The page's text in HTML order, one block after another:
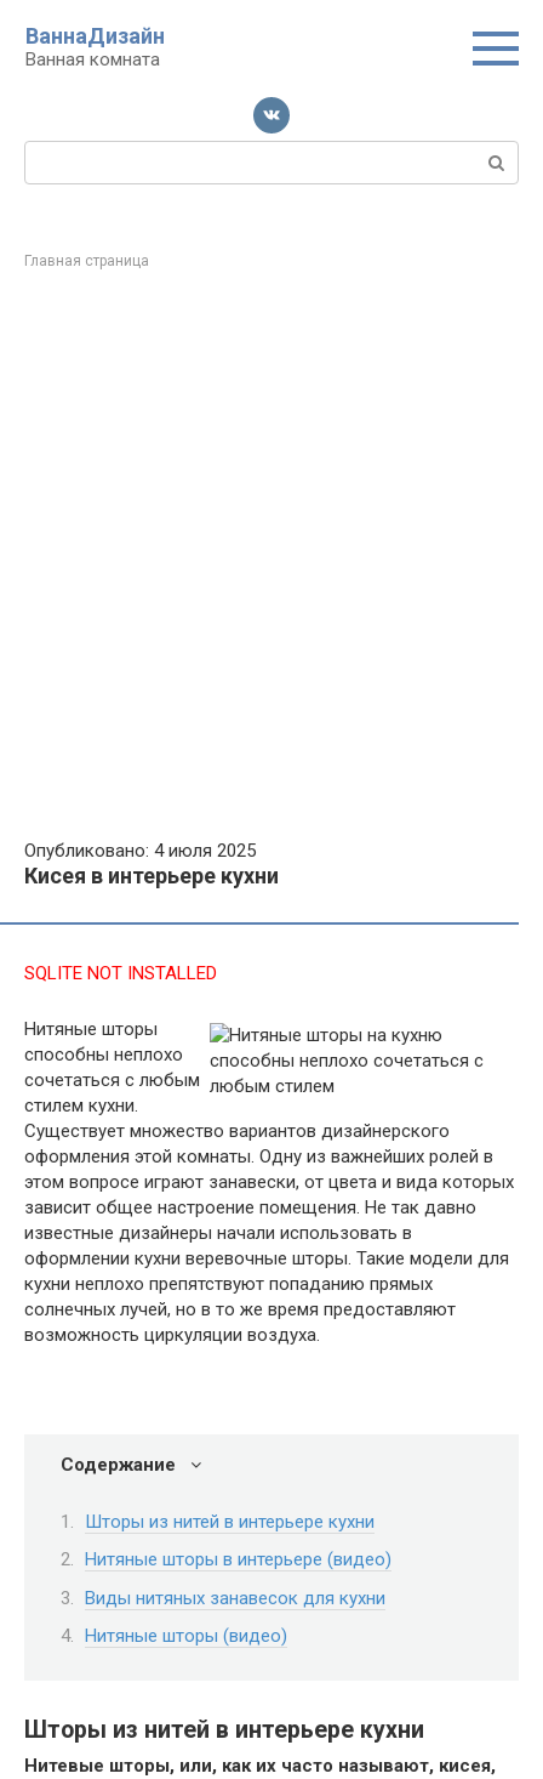
контенту
ВаннаДизайн
Ванная комната
Поиск:
Главная страница
Опубликовано: 4 июля 2025
Кисея в интерьере кухни
SQLITE NOT INSTALLED
Нитяные шторы
способны неплохо
сочетаться с любым
стилем кухни.
Существует множество вариантов дизайнерского
оформления этой комнаты. Одну из важнейших ролей в
этом вопросе играют занавески, от цвета и вида которых
зависит общее настроение помещения. Не так давно
известные дизайнеры начали использовать в
оформлении кухни веревочные шторы. Такие модели для
кухни неплохо препятствуют попаданию прямых
солнечных лучей, но в то же время предоставляют
возможность циркуляции воздуха.
Содержание
Шторы из нитей в интерьере кухни
Нитяные шторы в интерьере (видео)
Виды нитяных занавесок для кухни
Нитяные шторы (видео)
Шторы из нитей в интерьере кухни
Нитевые шторы, или, как их часто называют, кисея,